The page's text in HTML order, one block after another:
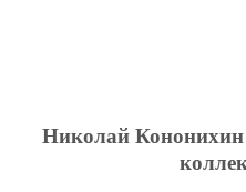
Николай